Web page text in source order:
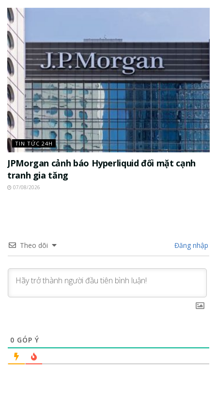
TIN TỨC 24H
JPMorgan cảnh báo Hyperliquid đối mặt cạnh
tranh gia tăng
07/08/2026
Theo dõi Đăng nhập
0 GÓP Ý